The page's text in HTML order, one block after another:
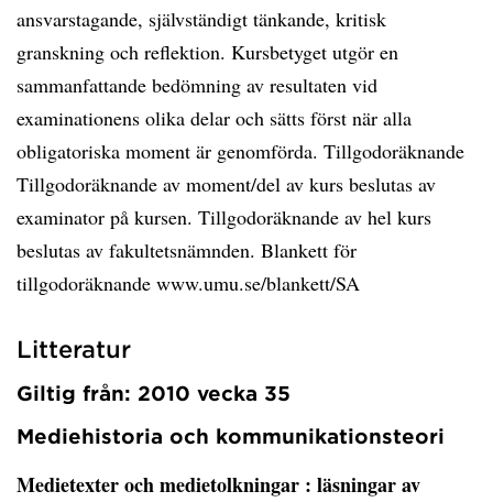
ansvarstagande, självständigt tänkande, kritisk
granskning och reflektion. Kursbetyget utgör en
sammanfattande bedömning av resultaten vid
examinationens olika delar och sätts först när alla
obligatoriska moment är genomförda. Tillgodoräknande
Tillgodoräknande av moment/del av kurs beslutas av
examinator på kursen. Tillgodoräknande av hel kurs
beslutas av fakultetsnämnden. Blankett för
tillgodoräknande www.umu.se/blankett/SA
Litteratur
Giltig från: 2010 vecka 35
Mediehistoria och kommunikationsteori
Medietexter och medietolkningar : läsningar av